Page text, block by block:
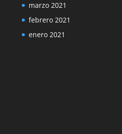
marzo 2021
febrero 2021
enero 2021